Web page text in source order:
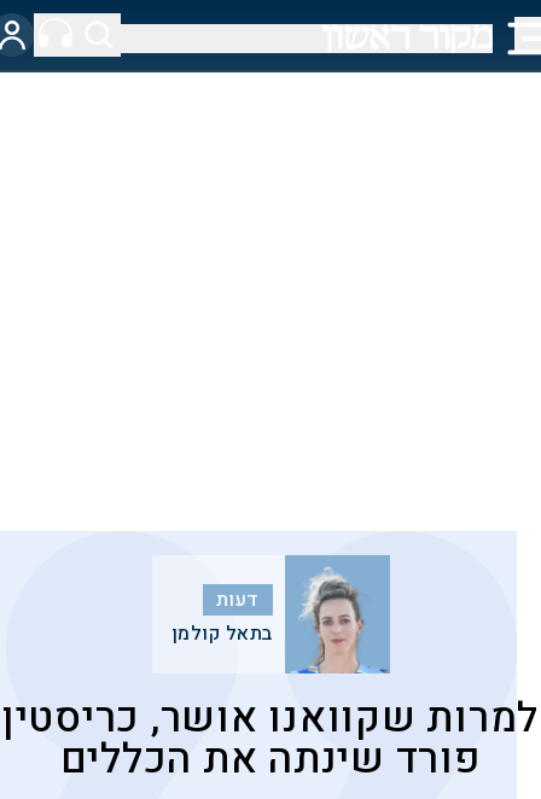
דעות
בתאל קולמן
למרות שקוואנו אושר, כריסטין
פורד שינתה את הכללים